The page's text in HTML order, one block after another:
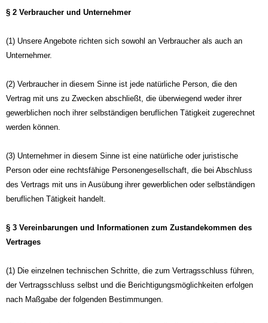
§ 2 Verbraucher und Unternehmer
(1) Unsere Angebote richten sich sowohl an Verbraucher als auch an
Unternehmer.
(2) Verbraucher in diesem Sinne ist jede natürliche Person, die den
Vertrag mit uns zu Zwecken abschließt, die überwiegend weder ihrer
gewerblichen noch ihrer selbständigen beruflichen Tätigkeit zugerechnet
werden können.
(3) Unternehmer in diesem Sinne ist eine natürliche oder juristische
Person oder eine rechtsfähige Personengesellschaft, die bei Abschluss
des Vertrags mit uns in Ausübung ihrer gewerblichen oder selbständigen
beruflichen Tätigkeit handelt.
§ 3 Vereinbarungen und Informationen zum Zustandekommen des
Vertrages
(1) Die einzelnen technischen Schritte, die zum Vertragsschluss führen,
der Vertragsschluss selbst und die Berichtigungsmöglichkeiten erfolgen
nach Maßgabe der folgenden Bestimmungen.